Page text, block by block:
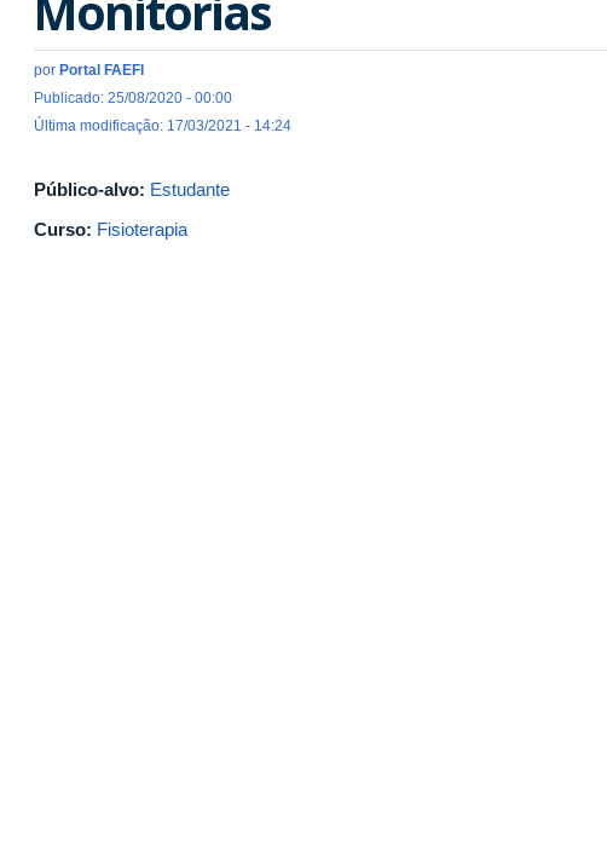
por Portal FAEFI
Publicado: 25/08/2020 - 00:00
Última modificação: 17/03/2021 - 14:24
Público-alvo: Estudante
Curso: Fisioterapia